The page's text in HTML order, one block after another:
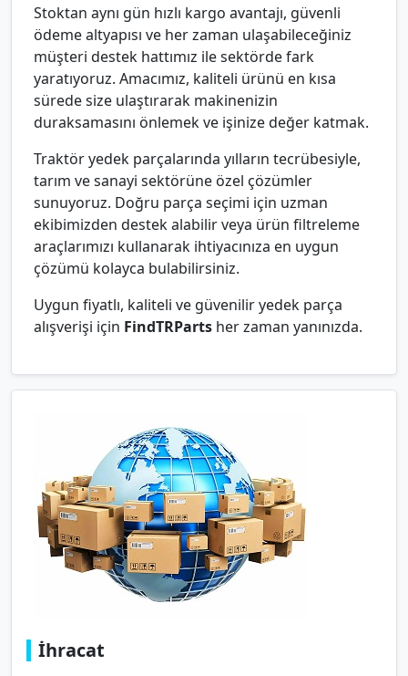
Stoktan aynı gün hızlı kargo avantajı, güvenli
ödeme altyapısı ve her zaman ulaşabileceğiniz
müşteri destek hattımız ile sektörde fark
yaratıyoruz. Amacımız, kaliteli ürünü en kısa
sürede size ulaştırarak makinenizin
duraksamasını önlemek ve işinize değer katmak.
Traktör yedek parçalarında yılların tecrübesiyle,
tarım ve sanayi sektörüne özel çözümler
sunuyoruz. Doğru parça seçimi için uzman
ekibimizden destek alabilir veya ürün filtreleme
araçlarımızı kullanarak ihtiyacınıza en uygun
çözümü kolayca bulabilirsiniz.
Uygun fiyatlı, kaliteli ve güvenilir yedek parça
alışverişi için FindTRParts her zaman yanınızda.
İhracat